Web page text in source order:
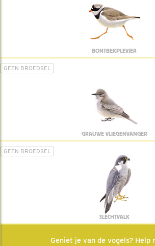
BONTBEKPLEVIER
GEEN BROEDSEL
GRAUWE VLIEGENVANGER
GEEN BROEDSEL
SLECHTVALK
Geniet je van de vogels? Help